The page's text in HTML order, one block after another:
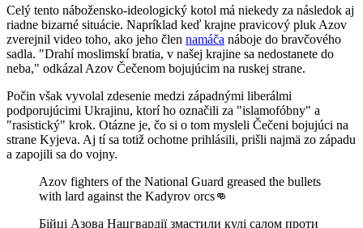
Celý tento nábožensko-ideologický kotol má niekedy za následok aj
riadne bizarné situácie. Napríklad keď krajne pravicový pluk Azov
zverejnil video toho, ako jeho člen namáča náboje do bravčového
sadla. "Drahí moslimskí bratia, v našej krajine sa nedostanete do
neba," odkázal Azov Čečenom bojujúcim na ruskej strane.
Počin však vyvolal zdesenie medzi západnými liberálmi
podporujúcimi Ukrajinu, ktorí ho označili za "islamofóbny" a
"rasistický" krok. Otázne je, čo si o tom mysleli Čečeni bojujúci na
strane Kyjeva. Aj tí sa totiž ochotne prihlásili, prišli najmä zo západu
a zapojili sa do vojny.
Azov fighters of the National Guard greased the bullets
with lard against the Kadyrov orcs👊
Бійці Азова Нацгвардії змастили кулі салом проти